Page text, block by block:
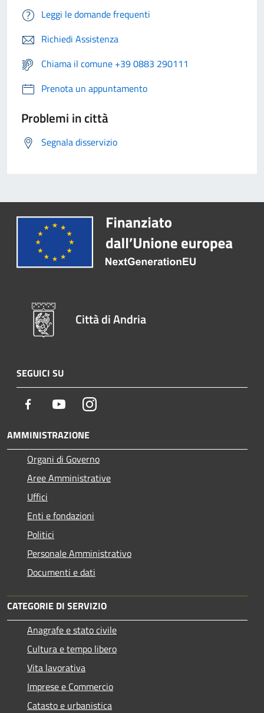
Leggi le domande frequenti
Richiedi Assistenza
Chiama il comune +39 0883 290111
Prenota un appuntamento
Problemi in città
Segnala disservizio
Città di Andria
SEGUICI SU
Facebook YoutubeInstagram
AMMINISTRAZIONE
Organi di Governo
Aree Amministrative
Uffici
Enti e fondazioni
Politici
Personale Amministrativo
Documenti e dati
CATEGORIE DI SERVIZIO
Anagrafe e stato civile
Cultura e tempo libero
Vita lavorativa
Imprese e Commercio
Catasto e urbanistica